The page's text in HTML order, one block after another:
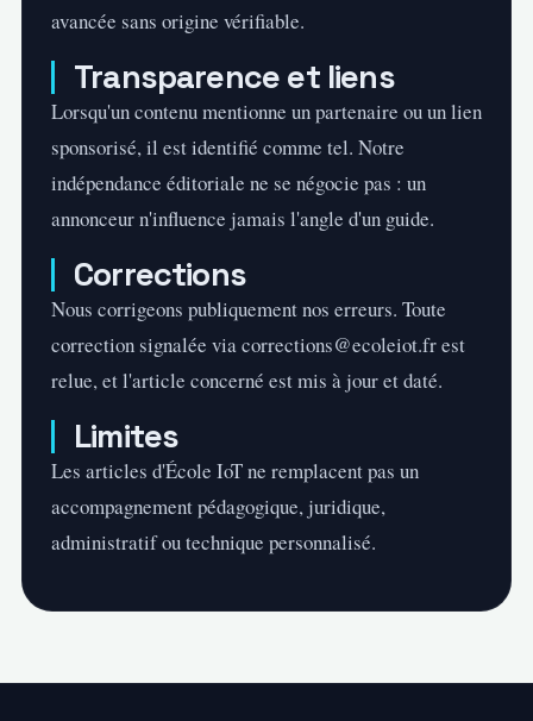
avancée sans origine vérifiable.
Transparence et liens
Lorsqu'un contenu mentionne un partenaire ou un lien
sponsorisé, il est identifié comme tel. Notre
indépendance éditoriale ne se négocie pas : un
annonceur n'influence jamais l'angle d'un guide.
Corrections
Nous corrigeons publiquement nos erreurs. Toute
correction signalée viacorrections@ecoleiot.frest
relue, et l'article concerné est mis à jour et daté.
Limites
Les articles d'École IoT ne remplacent pas un
accompagnement pédagogique, juridique,
administratif ou technique personnalisé.